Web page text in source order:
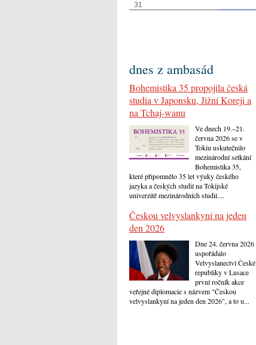
31
dnes z ambasád
Bohemistika 35 propojila česká
studia v Japonsku, Jižní Koreji a
na Tchaj-wanu
Ve dnech 19.–21.
června 2026 se v
Tokiu uskutečnilo
mezinárodní setkání
Bohemistika 35,
které připomnělo 35 let výuky českého
jazyka a českých studií na Tokijské
univerzitě mezinárodních studií....
Českou velvyslankyní na jeden
den 2026
Dne 24. června 2026
uspořádalo
Velvyslanectví České
republiky v Lusace
první ročník akce
veřejné diplomacie s názvem "Českou
velvyslankyní na jeden den 2026", a to u...